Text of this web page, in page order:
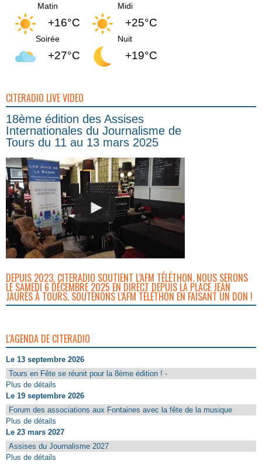
Matin
+16°C
Midi
+25°C
Soirée
+27°C
Nuit
+19°C
CITERADIO LIVE VIDEO
18ème édition des Assises
Internationales du Journalisme de
Tours du 11 au 13 mars 2025
DEPUIS 2023, CITERADIO SOUTIENT L’AFM TÉLÉTHON. NOUS SERONS
LE SAMEDI 6 DÉCEMBRE 2025 EN DIRECT DEPUIS LA PLACE JEAN
JAURÈS À TOURS. SOUTENONS L’AFM TÉLÉTHON EN FAISANT UN DON !
L'AGENDA DE CITERADIO
Le 13 septembre 2026
Tours en Fête se réunit pour la 8ème édition ! -
Plus de détails
Le 19 septembre 2026
Forum des associations aux Fontaines avec la fête de la musique
Plus de détails
Le 23 mars 2027
Assises du Journalisme 2027
Plus de détails